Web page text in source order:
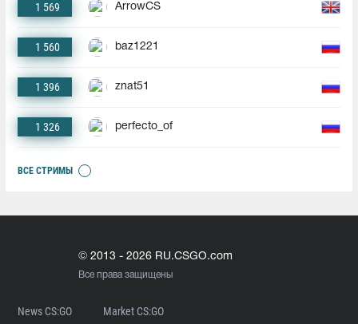
1 569 ArrowCS
1 560 baz1221
1 396 znat51
1 326 perfecto_of
ВСЕ СТРИМЫ
© 2013 - 2026 RU.CSGO.com
Все права защищены
News CS:GO Market CS:GO